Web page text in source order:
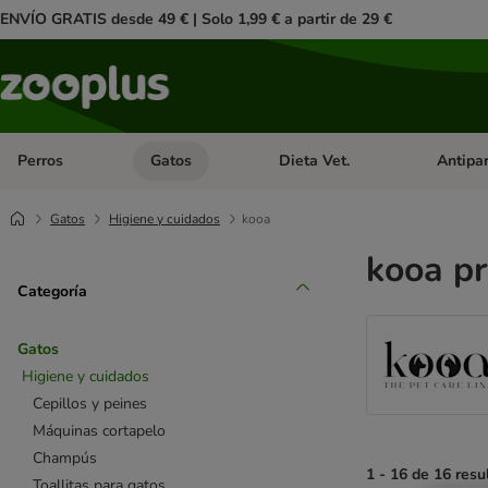
ENVÍO GRATIS desde 49 € | Solo 1,99 € a partir de 29 €
Perros Menú de categoria abierto: Perros
Gatos Menú de categoria abierto: Gatos
Dieta Vet. Menú
Gatos Higiene y cuidados kooa
Categoría
Gatos
Higiene y cuidados
Cepillos y peines
Máquinas cortapelo
Champús
kooa
1 - 16 de 16